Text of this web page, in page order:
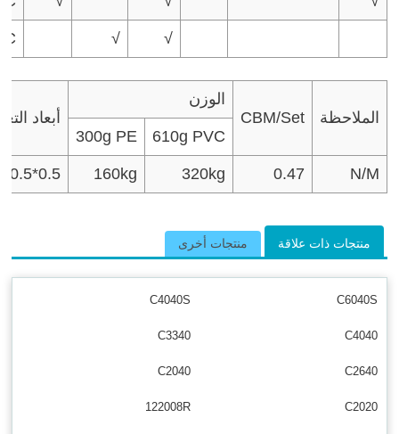
√ √
أبعاد
الوزن
CBM/Set
الملاحظة
300g PE
610g PVC
160kg 320kg 0.47 N/M
منتجات ذات علاقة منتجات أخرى
C6040S
C4040S
C4040
C3340
C2640
C2040
C2020
122008R